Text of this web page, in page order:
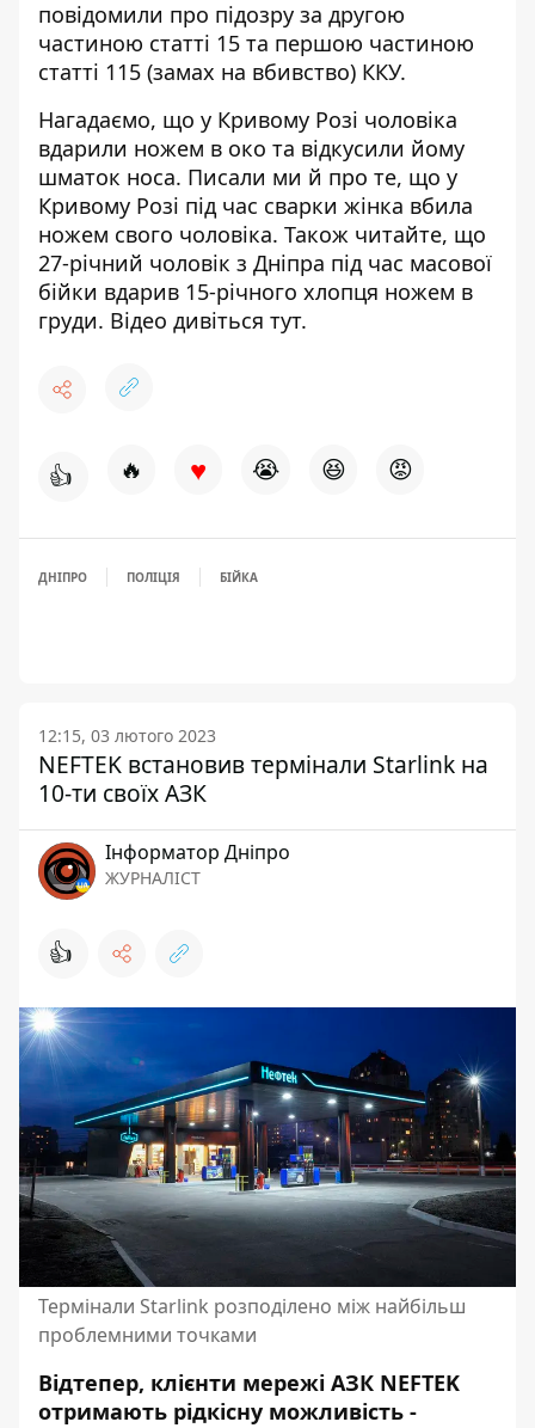
повідомили про підозру за другою
частиною статті 15 та першою частиною
статті 115 (замах на вбивство) ККУ.
Нагадаємо, що у Кривому Розі чоловіка
вдарили ножем в око та відкусили йому
шматок носа. Писали ми й про те, що у
Кривому Розі під час сварки жінка вбила
ножем свого чоловіка. Також читайте, що
27-річний чоловік з Дніпра під час масової
бійки вдарив 15-річного хлопця ножем в
груди. Відео дивіться тут.
👍 🔥 ♥ 😭 😆 😡
ДНІПРО ПОЛІЦІЯ БІЙКА
12:15, 03 лютого 2023
NEFTEK встановив термінали Starlink на
10-ти своїх АЗК
Інформатор Дніпро
ЖУРНАЛІСТ
👍
Термінали Starlink розподілено між найбільш
проблемними точками
Відтепер, клієнти мережі АЗК NEFTEK
отримають рідкісну можливість -